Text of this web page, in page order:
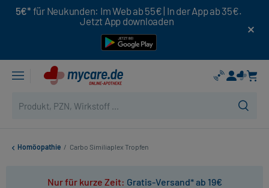
5€* für Neukunden: Im Web ab 55€ | In der App ab 35€.
Jetzt App downloaden
Homöopathie / Carbo Similiaplex Tropfen
Nur für kurze Zeit: Gratis-Versand* ab 19€